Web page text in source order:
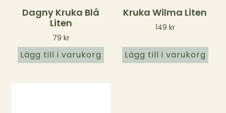
Dagny Kruka Blå
Liten
79 kr
Lägg till i varukorg
Kruka Wilma Liten
149 kr
Lägg till i varukorg